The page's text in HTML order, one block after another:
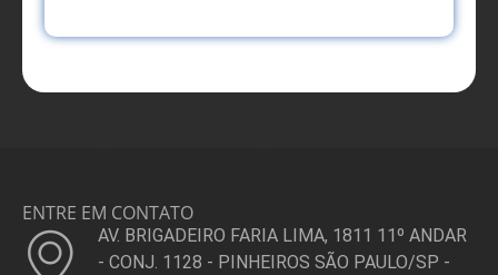
ENTRE EM CONTATO
AV. BRIGADEIRO FARIA LIMA, 1811 11º ANDAR
- CONJ. 1128 - PINHEIROS SÃO PAULO/SP -